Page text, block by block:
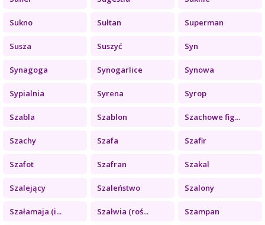
Sukno Sułtan Superman
Susza Suszyć Syn
Synagoga Synogarlice Synowa
Sypialnia Syrena Syrop
Szabla Szablon Szachowe fig...
Szachy Szafa Szafir
Szafot Szafran Szakal
Szalejący Szaleństwo Szalony
Szałamaja (i... Szałwia (roś... Szampan